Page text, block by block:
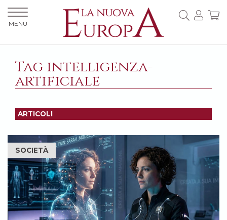
Tag intelligenza-
artificiale
ARTICOLI
SOCIETÀ
MENU